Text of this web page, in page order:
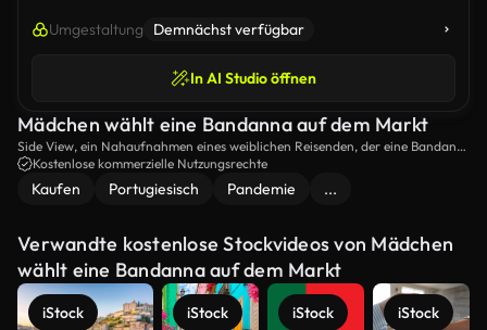
Umgestaltung Demnächst verfügbar
In AI Studio öffnen
Mädchen wählt eine Bandanna auf dem Markt
Side View, ein Nahaufnahmen eines weiblichen Reisenden, der eine Bandana
auf einem Souvenirmarkt wählt.
Kostenlose kommerzielle Nutzungsrechte
Kaufen Portugiesisch Pandemie ...
Verwandte kostenlose Stockvideos von Mädchen
wählt eine Bandanna auf dem Markt
iStock iStock iStock iStock